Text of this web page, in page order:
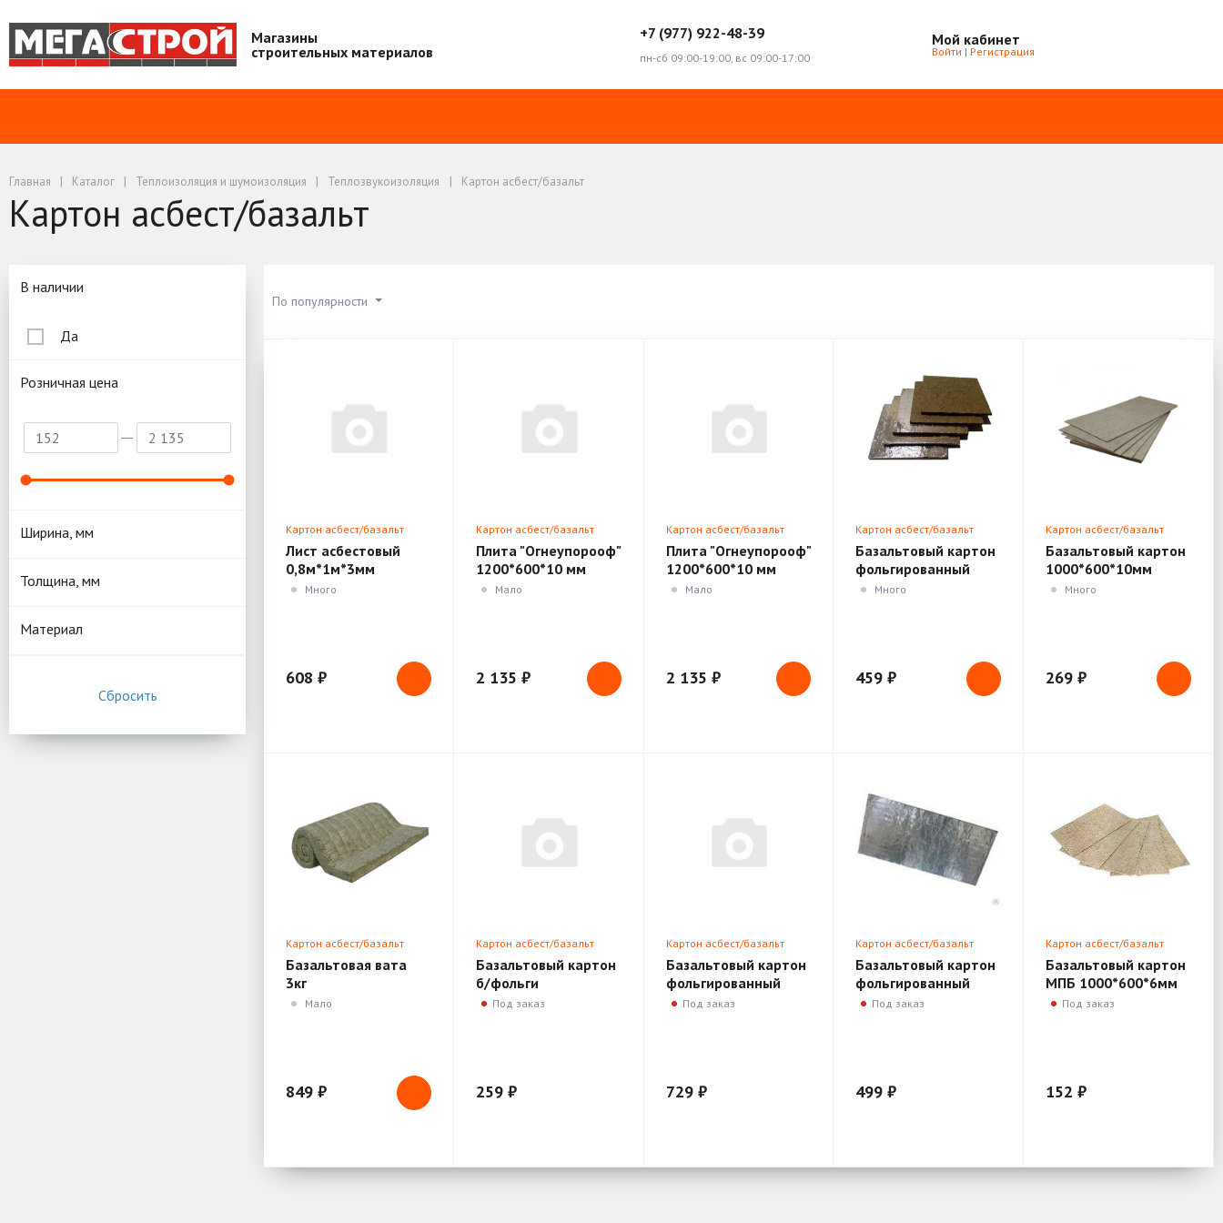
Магазины
строительных материалов
+7 (977) 922-48-39
пн-сб 09:00-19:00, вс 09:00-17:00
Мой кабинет
Войти | Регистрация
Главная Каталог Теплоизоляция и шумоизоляция Теплозвукоизоляция Картон асбест/базальт
Картон асбест/базальт
По популярности
Картон асбест/базальт
Лист асбестовый
0,8м*1м*3мм
Много
608 ₽
Картон асбест/базальт
Плита "Огнеупорооф"
1200*600*10 мм
Декор Кирпич
Мало
2 135 ₽
Картон асбест/базальт
Плита "Огнеупорооф"
1200*600*10 мм
Декор Кирпич Белый
Мало
2 135 ₽
Картон асбест/базальт
Базальтовый картон
фольгированный
1000*600*6мм
Много
459 ₽
Картон асбест/базальт
Базальтовый картон
1000*600*10мм
Много
269 ₽
Картон асбест/базальт
Базальтовая вата
3кг
Мало
849 ₽
Картон асбест/базальт
Базальтовый картон
б/фольги
Под заказ
259 ₽
Картон асбест/базальт
Базальтовый картон
фольгированный
1250*600*6мм
Под заказ
729 ₽
Картон асбест/базальт
Базальтовый картон
фольгированный
1000*600*10мм
Под заказ
499 ₽
Картон асбест/базальт
Базальтовый картон
МПБ 1000*600*6мм
Под заказ
152 ₽
Подбор параметров
В наличии
Да
Розничная цена
Ширина, мм
Толщина, мм
Материал